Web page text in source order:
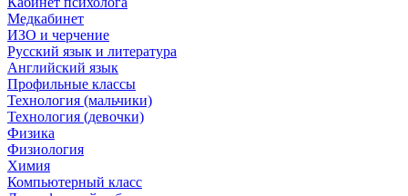
Медкабинет
ИЗО и черчение
Русский язык и литература
Английский язык
Профильные классы
Технология (мальчики)
Технология (девочки)
Физика
Физиология
Химия
Компьютерный класс